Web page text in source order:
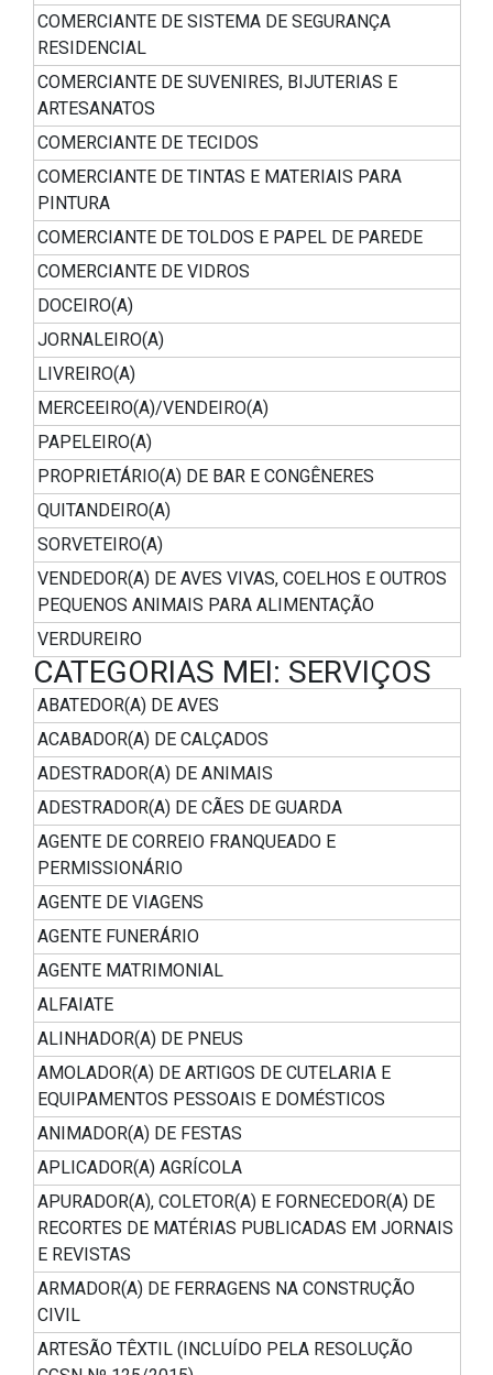
COMERCIANTE DE SISTEMA DE SEGURANÇA
RESIDENCIAL
COMERCIANTE DE SUVENIRES, BIJUTERIAS E
ARTESANATOS
COMERCIANTE DE TECIDOS
COMERCIANTE DE TINTAS E MATERIAIS PARA
PINTURA
COMERCIANTE DE TOLDOS E PAPEL DE PAREDE
COMERCIANTE DE VIDROS
DOCEIRO(A)
JORNALEIRO(A)
LIVREIRO(A)
MERCEEIRO(A)/VENDEIRO(A)
PAPELEIRO(A)
PROPRIETÁRIO(A) DE BAR E CONGÊNERES
QUITANDEIRO(A)
SORVETEIRO(A)
VENDEDOR(A) DE AVES VIVAS, COELHOS E OUTROS
PEQUENOS ANIMAIS PARA ALIMENTAÇÃO
VERDUREIRO
CATEGORIAS MEI: SERVIÇOS
ABATEDOR(A) DE AVES
ACABADOR(A) DE CALÇADOS
ADESTRADOR(A) DE ANIMAIS
ADESTRADOR(A) DE CÃES DE GUARDA
AGENTE DE CORREIO FRANQUEADO E
PERMISSIONÁRIO
AGENTE DE VIAGENS
AGENTE FUNERÁRIO
AGENTE MATRIMONIAL
ALFAIATE
ALINHADOR(A) DE PNEUS
AMOLADOR(A) DE ARTIGOS DE CUTELARIA E
EQUIPAMENTOS PESSOAIS E DOMÉSTICOS
ANIMADOR(A) DE FESTAS
APLICADOR(A) AGRÍCOLA
APURADOR(A), COLETOR(A) E FORNECEDOR(A) DE
RECORTES DE MATÉRIAS PUBLICADAS EM JORNAIS
E REVISTAS
ARMADOR(A) DE FERRAGENS NA CONSTRUÇÃO
CIVIL
ARTESÃO TÊXTIL (INCLUÍDO PELA RESOLUÇÃO